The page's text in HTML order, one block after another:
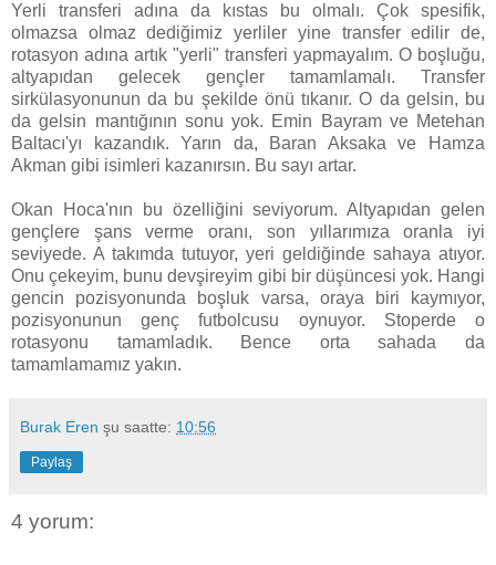
Yerli transferi adına da kıstas bu olmalı. Çok spesifik,
olmazsa olmaz dediğimiz yerliler yine transfer edilir de,
rotasyon adına artık "yerli" transferi yapmayalım. O boşluğu,
altyapıdan gelecek gençler tamamlamalı. Transfer
sirkülasyonunun da bu şekilde önü tıkanır. O da gelsin, bu
da gelsin mantığının sonu yok. Emin Bayram ve Metehan
Baltacı'yı kazandık. Yarın da, Baran Aksaka ve Hamza
Akman gibi isimleri kazanırsın. Bu sayı artar.
Okan Hoca'nın bu özelliğini seviyorum. Altyapıdan gelen
gençlere şans verme oranı, son yıllarımıza oranla iyi
seviyede. A takımda tutuyor, yeri geldiğinde sahaya atıyor.
Onu çekeyim, bunu devşireyim gibi bir düşüncesi yok. Hangi
gencin pozisyonunda boşluk varsa, oraya biri kaymıyor,
pozisyonunun genç futbolcusu oynuyor. Stoperde o
rotasyonu tamamladık. Bence orta sahada da
tamamlamamız yakın.
Burak Eren şu saatte: 10:56
Paylaş
4 yorum: